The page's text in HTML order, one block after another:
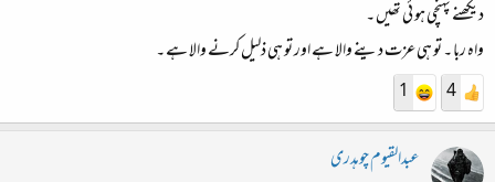
دیکھنے پہنچی ہو ئی تھیں ۔
واہ ربا ۔ تو ہی عزت دینے والا ہے اور تو ہی ذلیل کرنے والا ہے ۔
4
1
عبدالقیوم چوہدری